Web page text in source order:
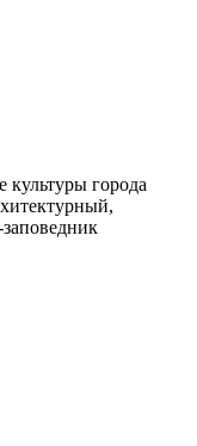
культуры города